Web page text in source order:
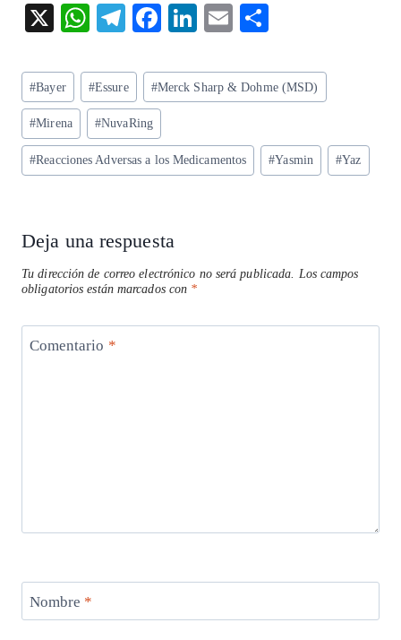
X
W
ts
A
p
p
T
eg
ra
m
F
eb
o
k
Li
ke
dI
E
ai
l
re
Etiquetas
de
la
entrada:
#Bayer #Essure #Merck Sharp & Dohme (MSD)
#Mirena #NuvaRing
#Reacciones Adversas a los Medicamentos #Yasmin #Yaz
Deja una respuesta
Tu dirección de correo electrónico no será publicada. Los campos
obligatorios están marcados con *
Comentario *
Nombre *